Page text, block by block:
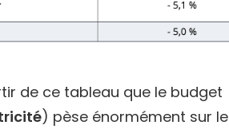
de ce tableau que le budget
) pèse énormément sur le